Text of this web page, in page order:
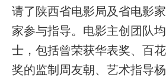
请了陕西省电影局及省电影
家参与指导。电影主创团队
士，包括曾荣获华表奖、百
奖的监制周友朝、艺术指导